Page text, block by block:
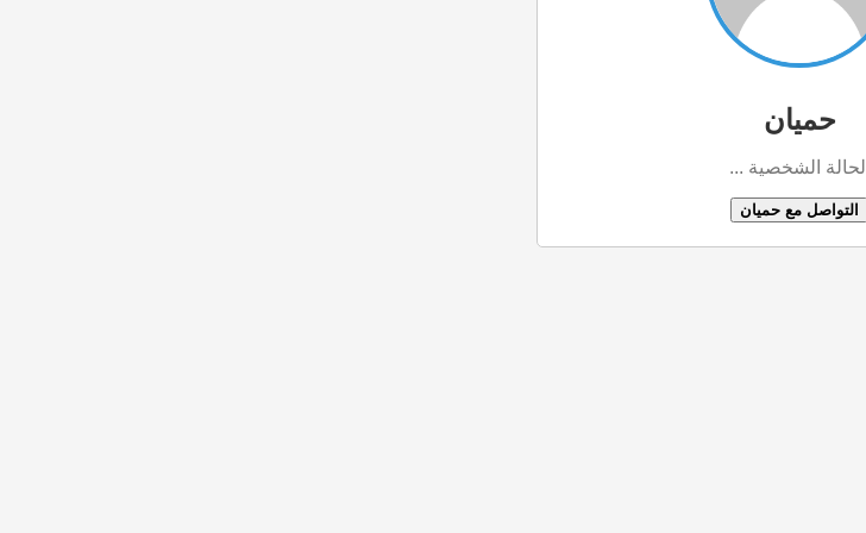
حميان
الحالة الشخصية ...
التواصل مع حميان